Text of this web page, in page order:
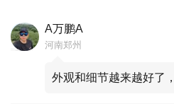
A万鹏A
河南郑州
外观和细节越来越好了